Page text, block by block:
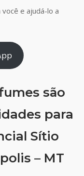
e ajudá-lo a
são
para
Sítio
– MT